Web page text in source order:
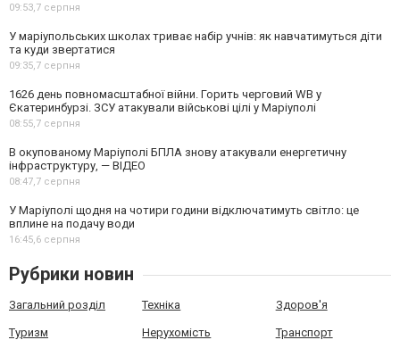
09:53,7 серпня
У маріупольських школах триває набір учнів: як навчатимуться діти
та куди звертатися
09:35,7 серпня
1626 день повномасштабної війни. Горить черговий WB у
Єкатеринбурзі. ЗСУ атакували військові цілі у Маріуполі
08:55,7 серпня
В окупованому Маріуполі БПЛА знову атакували енергетичну
інфраструктуру, — ВІДЕО
08:47,7 серпня
У Маріуполі щодня на чотири години відключатимуть світло: це
вплине на подачу води
16:45,6 серпня
Рубрики новин
Загальний розділ Техніка Здоров'я
Туризм Нерухомість Транспорт